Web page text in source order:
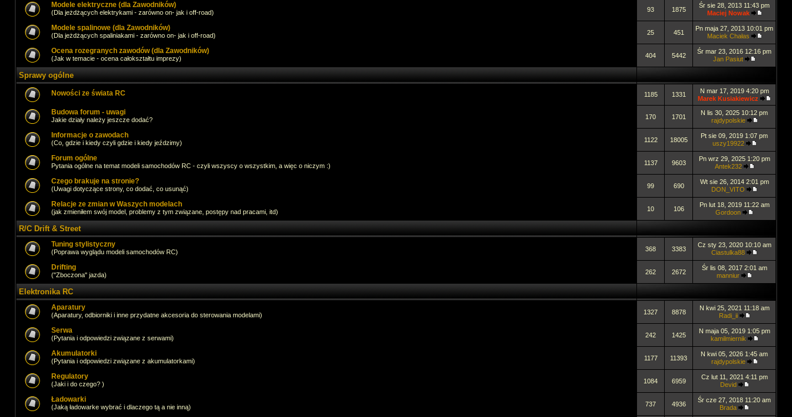
Modele elektryczne (dla Zawodników)
(Dla jeżdżących elektrykami - zarówno on- jak i off-road) 93 1875
Śr sie 28, 2013 11:43 pm
Maciej Nowak
Modele spalinowe (dla Zawodników)
(Dla jeżdżących spaliniakami - zarówno on- jak i off-road) 25 451
Pn maja 27, 2013 10:01 pm
Maciek Chałas
Ocena rozegranych zawodów (dla Zawodników)
(Jak w temacie - ocena całokształtu imprezy) 404 5442
Śr mar 23, 2016 12:16 pm
Jan Pasiut
Sprawy ogólne
Nowości ze świata RC 1185 1331
N mar 17, 2019 4:20 pm
Marek Kusiakiewicz
Budowa forum - uwagi
Jakie działy należy jeszcze dodać? 170 1701
N lis 30, 2025 10:12 pm
rajdypolskie
Informacje o zawodach
(Co, gdzie i kiedy czyli gdzie i kiedy jeździmy) 1122 18005
Pt sie 09, 2019 1:07 pm
uszy19922
Forum ogólne
Pytania ogólne na temat modeli samochodów RC - czyli wszyscy o wszystkim, a więc o niczym :) 1137 9603
Pn wrz 29, 2025 1:20 pm
Antek232
Czego brakuje na stronie?
(Uwagi dotyczące strony, co dodać, co usunąć) 99 690
Wt sie 26, 2014 2:01 pm
DON_VITO
Relacje ze zmian w Waszych modelach
(jak zmieniłem swój model, problemy z tym związane, postępy nad pracami, itd) 10 106
Pn lut 18, 2019 11:22 am
Gordoon
R/C Drift & Street
Tuning stylistyczny
(Poprawa wyglądu modeli samochodów RC) 368 3383
Cz sty 23, 2020 10:10 am
Ciastulka88
Drifting
("Zboczona" jazda) 262 2672
Śr lis 08, 2017 2:01 am
manniur
Elektronika RC
Aparatury
(Aparatury, odbiorniki i inne przydatne akcesoria do sterowania modelami) 1327 8878
N kwi 25, 2021 11:18 am
Radi_ii
Serwa
(Pytania i odpowiedzi związane z serwami) 242 1425
N maja 05, 2019 1:05 pm
kamilmiernik
Akumulatorki
(Pytania i odpowiedzi związane z akumulatorkami) 1177 11393
N kwi 05, 2026 1:45 am
rajdypolskie
Regulatory
(Jaki i do czego? ) 1084 6959
Cz lut 11, 2021 4:11 pm
Devid
Ładowarki
(Jaką ładowarke wybrać i dlaczego tą a nie inną) 737 4936
Śr cze 27, 2018 11:20 am
Brada